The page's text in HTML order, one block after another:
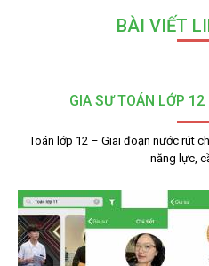
BÀI VIẾT
GIA SƯ TOÁN LỚP
Toán lớp 12 – Giai đoạn nước rút
năng lực,